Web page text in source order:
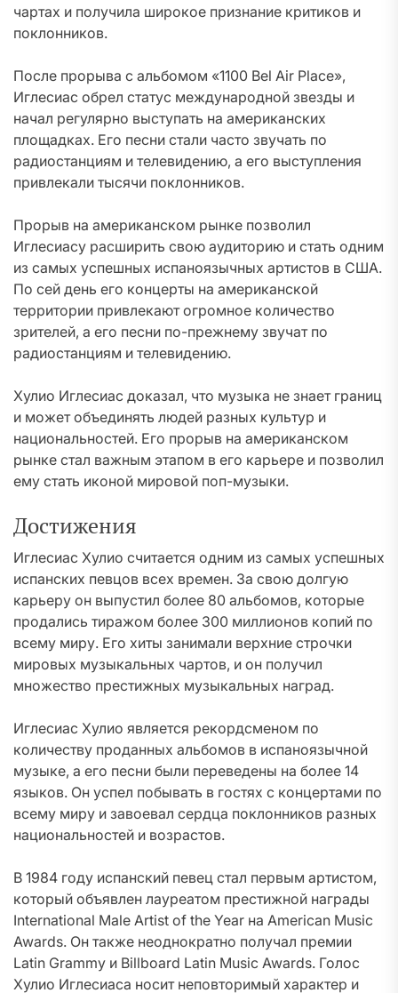
чартах и получила широкое признание критиков и
поклонников.
После прорыва с альбомом «1100 Bel Air Place»,
Иглесиас обрел статус международной звезды и
начал регулярно выступать на американских
площадках. Его песни стали часто звучать по
радиостанциям и телевидению, а его выступления
привлекали тысячи поклонников.
Прорыв на американском рынке позволил
Иглесиасу расширить свою аудиторию и стать одним
из самых успешных испаноязычных артистов в США.
По сей день его концерты на американской
территории привлекают огромное количество
зрителей, а его песни по-прежнему звучат по
радиостанциям и телевидению.
Хулио Иглесиас доказал, что музыка не знает границ
и может объединять людей разных культур и
национальностей. Его прорыв на американском
рынке стал важным этапом в его карьере и позволил
ему стать иконой мировой поп-музыки.
Достижения
Иглесиас Хулио считается одним из самых успешных
испанских певцов всех времен. За свою долгую
карьеру он выпустил более 80 альбомов, которые
продались тиражом более 300 миллионов копий по
всему миру. Его хиты занимали верхние строчки
мировых музыкальных чартов, и он получил
множество престижных музыкальных наград.
Иглесиас Хулио является рекордсменом по
количеству проданных альбомов в испаноязычной
музыке, а его песни были переведены на более 14
языков. Он успел побывать в гостях с концертами по
всему миру и завоевал сердца поклонников разных
национальностей и возрастов.
В 1984 году испанский певец стал первым артистом,
который объявлен лауреатом престижной награды
International Male Artist of the Year на American Music
Awards. Он также неоднократно получал премии
Latin Grammy и Billboard Latin Music Awards. Голос
Хулио Иглесиаса носит неповторимый характер и